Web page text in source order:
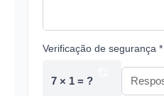
Verificação de segurança *
7 × 1 = ?